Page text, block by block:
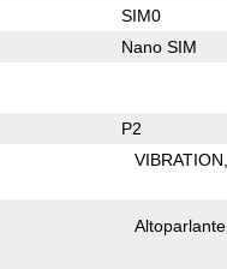
SIM0
Nano SIM
P2
VIBRATION
Altoparlante